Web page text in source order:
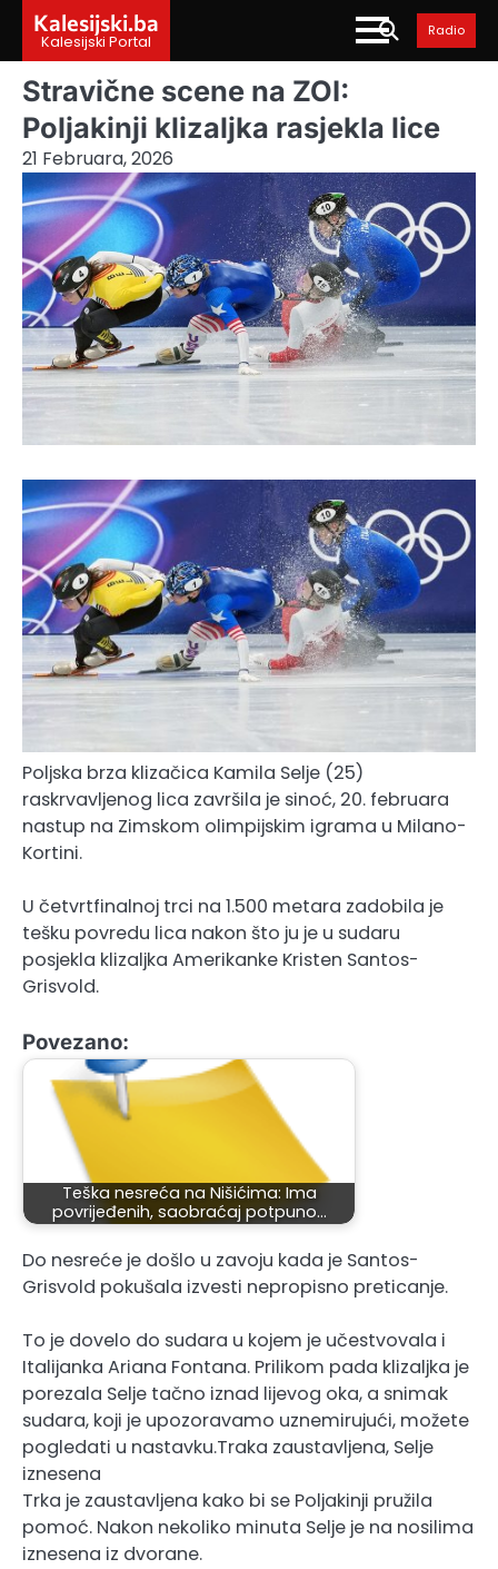
content
Kalesijski.ba
Kalesijski Portal
Radio
Stravične scene na ZOI:
Poljakinji klizaljka rasjekla lice
21 Februara, 2026
Poljska brza klizačica Kamila Selje (25)
raskrvavljenog lica završila je sinoć, 20. februara
nastup na Zimskom olimpijskim igrama u Milano-
Kortini.
U četvrtfinalnoj trci na 1.500 metara zadobila je
tešku povredu lica nakon što ju je u sudaru
posjekla klizaljka Amerikanke Kristen Santos-
Grisvold.
Povezano:
Teška nesreća na Nišićima: Ima
povrijeđenih, saobraćaj potpuno…
Do nesreće je došlo u zavoju kada je Santos-
Grisvold pokušala izvesti nepropisno preticanje.
To je dovelo do sudara u kojem je učestvovala i
Italijanka Ariana Fontana. Prilikom pada klizaljka je
porezala Selje tačno iznad lijevog oka, a snimak
sudara, koji je upozoravamo uznemirujući, možete
pogledati u nastavku.Traka zaustavljena, Selje
iznesena
Trka je zaustavljena kako bi se Poljakinji pružila
pomoć. Nakon nekoliko minuta Selje je na nosilima
iznesena iz dvorane.